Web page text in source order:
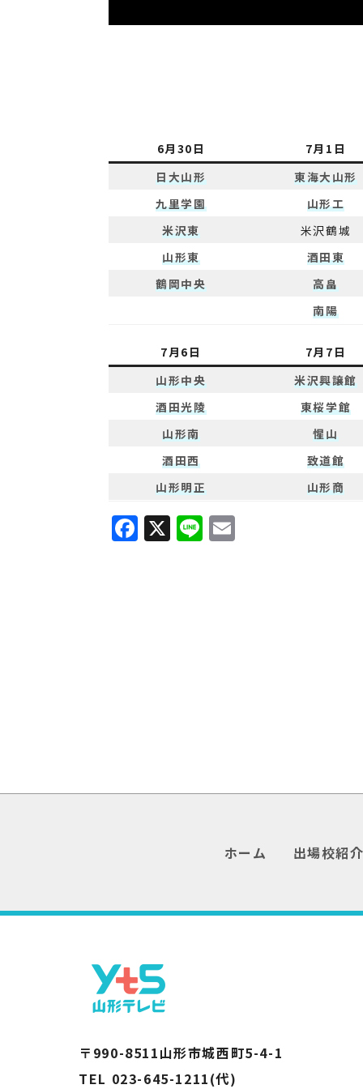
6月30日
7月1日
日大山形
東海大山形
九里学園
山形工
米沢東
米沢鶴城
山形東
酒田東
鶴岡中央
高畠
南陽
7月6日
7月7日
山形中央
米沢興譲館
酒田光陵
東桜学館
山形南
惺山
酒田西
致道館
山形明正
山形商
F
a
X Li
n
ホーム 出場校紹
〒990-8511山形市城西町5-4-1
TEL 023-645-1211(代)